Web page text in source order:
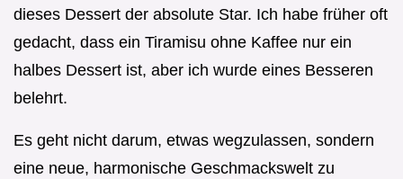
dieses Dessert der absolute Star. Ich habe früher oft
gedacht, dass ein Tiramisu ohne Kaffee nur ein
halbes Dessert ist, aber ich wurde eines Besseren
belehrt.
Es geht nicht darum, etwas wegzulassen, sondern
eine neue, harmonische Geschmackswelt zu